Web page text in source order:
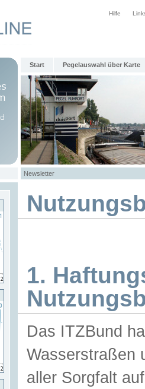
Hilfe
Start Pegelauswahl über Karte
Newsletter
1.
Das ITZBund
Wasserstraßen
aller Sorgfalt